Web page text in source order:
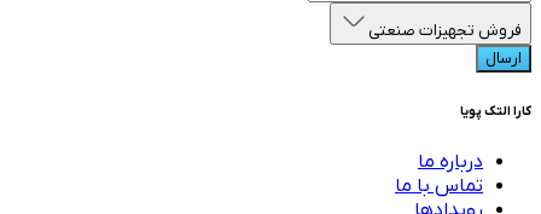
فروش تجهیزات صنعتی
ارسال
کارا التک پویا
درباره ما
تماس با ما